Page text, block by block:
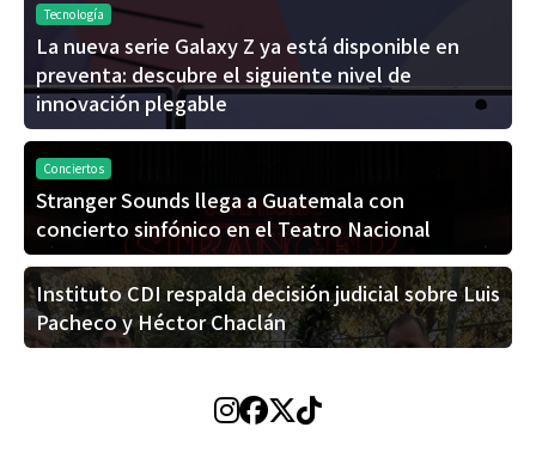
Tecnología
La nueva serie Galaxy Z ya está disponible en
preventa: descubre el siguiente nivel de
innovación plegable
Conciertos
Stranger Sounds llega a Guatemala con
concierto sinfónico en el Teatro Nacional
Instituto CDI respalda decisión judicial sobre Luis
Pacheco y Héctor Chaclán